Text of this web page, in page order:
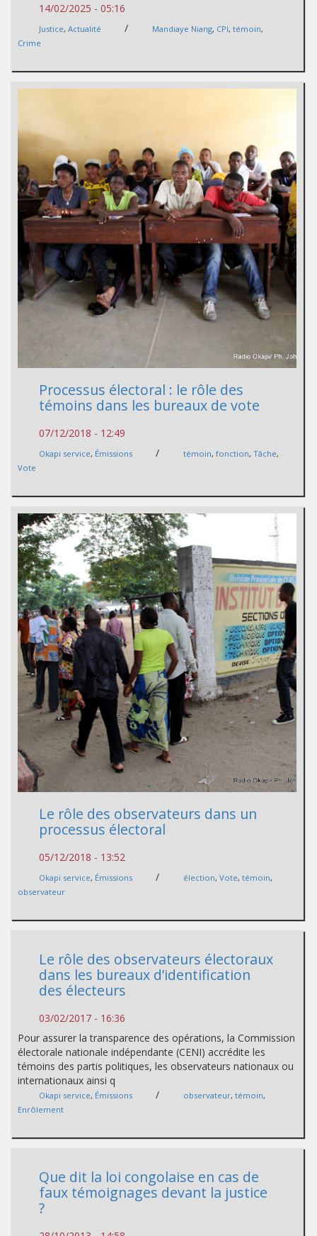
14/02/2025 - 05:16
Justice, Actualité / Mandiaye Niang, CPI, témoin,
Crime
Processus électoral : le rôle des
témoins dans les bureaux de vote
07/12/2018 - 12:49
Okapi service, Émissions / témoin, fonction, Tâche,
Vote
Le rôle des observateurs dans un
processus électoral
05/12/2018 - 13:52
Okapi service, Émissions / élection, Vote, témoin,
observateur
Le rôle des observateurs électoraux
dans les bureaux d’identification
des électeurs
03/02/2017 - 16:36
Pour assurer la transparence des opérations, la Commission
électorale nationale indépendante (CENI) accrédite les
témoins des partis politiques, les observateurs nationaux ou
internationaux ainsi q
Okapi service, Émissions / observateur, témoin,
Enrôlement
Que dit la loi congolaise en cas de
faux témoignages devant la justice
?